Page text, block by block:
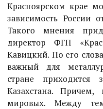
Красноярском крае
зависимость России
Такого мнения
директор ФГП
Кавицкий. По его
важный для
стране
Казахстана.
мировых. Между